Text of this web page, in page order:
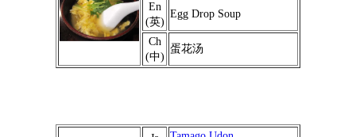
En
(英)
Egg Drop Soup
Ch
(中)
蛋花汤